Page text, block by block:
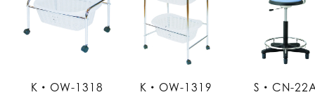
K・OW-1318 K・OW-1319 S・CN-